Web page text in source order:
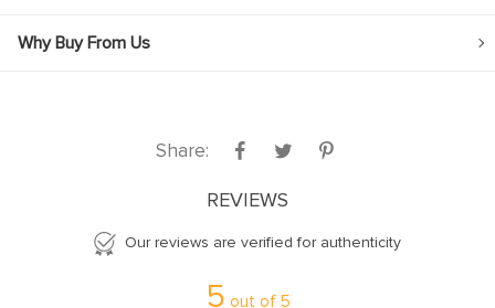
Why Buy From Us
Share:
REVIEWS
Our reviews are verified for authenticity
5 out of 5